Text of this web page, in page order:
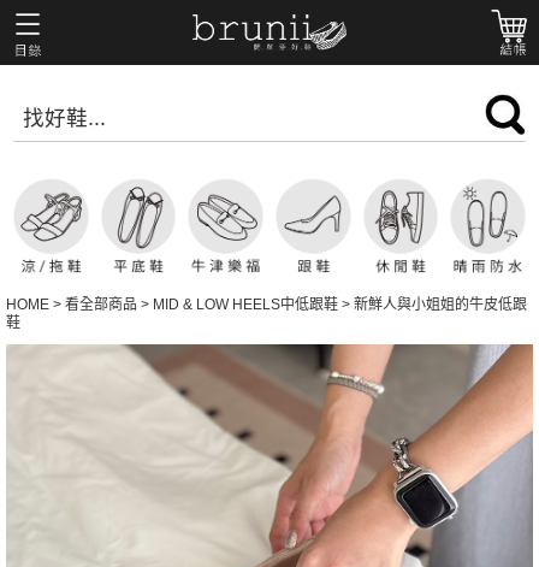
HOME > 看全部商品 > MID & LOW HEELS中低跟鞋 > 新鮮人與小姐姐的牛皮低跟
鞋